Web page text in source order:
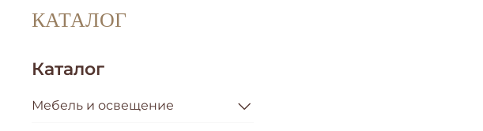
КАТАЛОГ
Каталог
Мебель и освещение